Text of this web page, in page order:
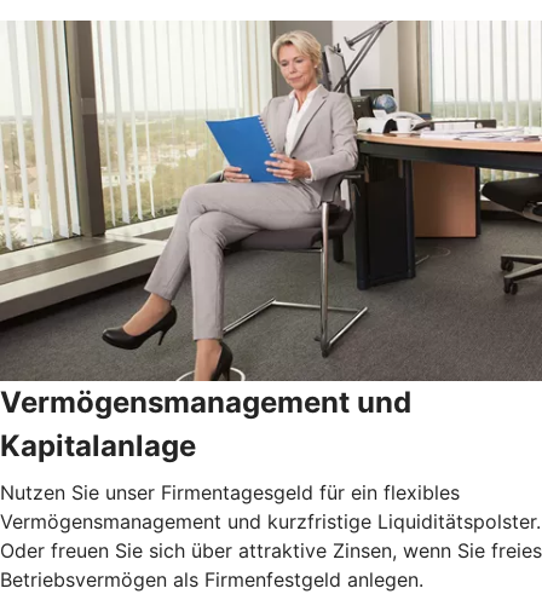
Vermögensmanagement und
Kapitalanlage
Nutzen Sie unser Firmentagesgeld für ein flexibles
Vermögensmanagement und kurzfristige Liquiditätspolster.
Oder freuen Sie sich über attraktive Zinsen, wenn Sie freies
Betriebsvermögen als Firmenfestgeld anlegen.